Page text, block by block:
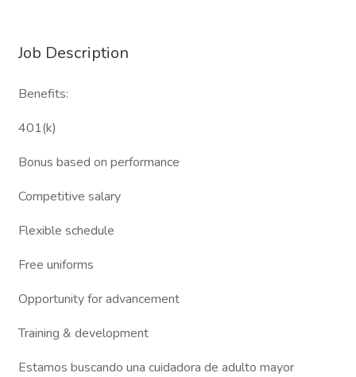
Job Description
Benefits:
401(k)
Bonus based on performance
Competitive salary
Flexible schedule
Free uniforms
Opportunity for advancement
Training & development
Estamos buscando una cuidadora de adulto mayor